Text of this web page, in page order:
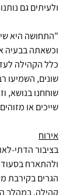
ולעיתים גם
"התחושה היא
וכשאתה בבעיה
כלל הקהילה
שונים, השמיעו
שוחחנו בנושא,
שייכים או
אירוח
בציבור הדתי-
ולהתארח
הגרים בקירבת
קהילה. במהלך